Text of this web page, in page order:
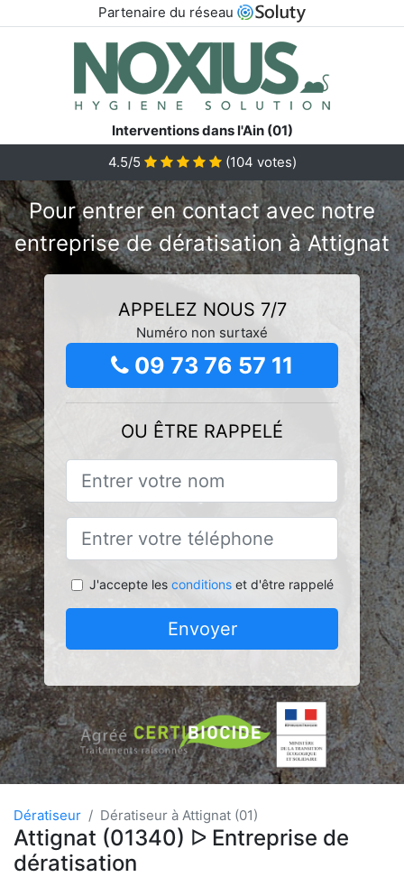
Partenaire du réseau
Interventions dans l'Ain (01)
4.5/5
(104 votes)
Pour entrer en contact avec notre
entreprise de dératisation à Attignat
APPELEZ NOUS 7/7
Numéro non surtaxé
09 73 76 57 11
OU ÊTRE RAPPELÉ
J'accepte les conditionset d'être rappelé
Envoyer
Dératiseur Dératiseur à Attignat (01)
Attignat (01340) ᐅ Entreprise de
dératisation